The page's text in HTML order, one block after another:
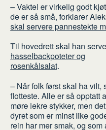
– Vaktel er virkelig godt
de er så små, forklarer
skal servere pannestekte
Til hovedrett skal han
hasselbackpoteter og
rosenkålsalat.
– Når folk først skal ha vilt,
flotteste. Alle er så opptatt
møre lekre stykker, men
dyret som er minst like
rein har mer smak, og